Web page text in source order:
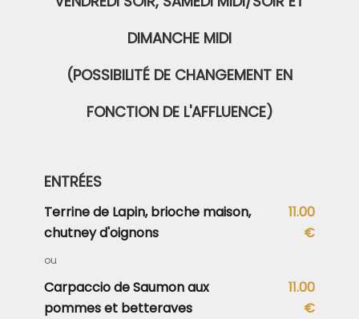
DIMANCHE MIDI
(POSSIBILITÉ DE CHANGEMENT EN
FONCTION DE L'AFFLUENCE)
ENTRÉES
Terrine de Lapin, brioche maison,
chutney d'oignons
11.00
€
ou
Carpaccio de Saumon aux
pommes et betteraves
11.00
€